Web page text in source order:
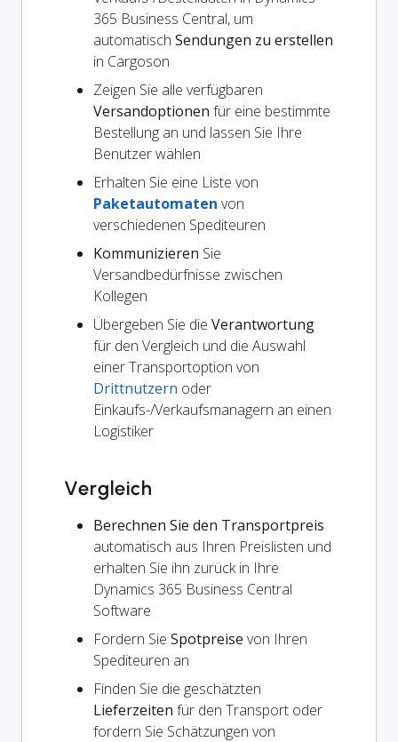
365 Business Central, um
automatisch Sendungen zu erstellen
in Cargoson
Zeigen Sie alle verfügbaren
Versandoptionen für eine bestimmte
Bestellung an und lassen Sie Ihre
Benutzer wählen
Erhalten Sie eine Liste von
Paketautomaten von
verschiedenen Spediteuren
Kommunizieren Sie
Versandbedürfnisse zwischen
Kollegen
Übergeben Sie die Verantwortung
für den Vergleich und die Auswahl
einer Transportoption von
Drittnutzern oder
Einkaufs-/Verkaufsmanagern an einen
Logistiker
Vergleich
Berechnen Sie den Transportpreis
automatisch aus Ihren Preislisten und
erhalten Sie ihn zurück in Ihre
Dynamics 365 Business Central
Software
Fordern Sie Spotpreise von Ihren
Spediteuren an
Finden Sie die geschätzten
Lieferzeiten für den Transport oder
fordern Sie Schätzungen von